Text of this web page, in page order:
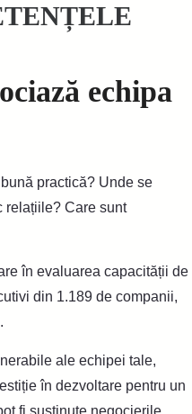
echipa
practică? Unde se
relațiile? Care sunt
în evaluarea capacității de
din 1.189 de companii,
ale echipei tale,
în dezvoltare pentru un
fi susținute negocierile